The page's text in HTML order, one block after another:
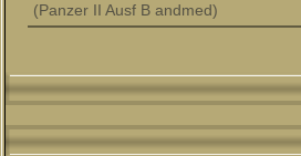
(Panzer II Ausf B andmed)